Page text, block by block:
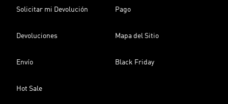
Solicitar mi Devolución Pago
Devoluciones Mapa del Sitio
Envío Black Friday
Hot Sale